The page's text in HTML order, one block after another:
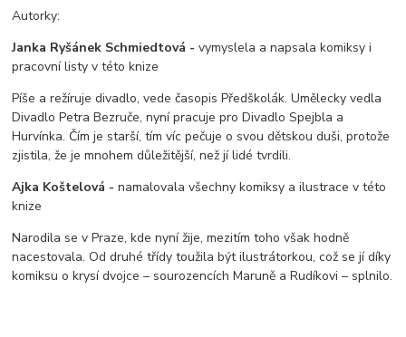
Autorky:
Janka Ryšánek Schmiedtová -vymyslela a napsala komiksy i
pracovní listy v této knize
Píše a režíruje divadlo, vede časopis Předškolák. Umělecky vedla
Divadlo Petra Bezruče, nyní pracuje pro Divadlo Spejbla a
Hurvínka. Čím je starší, tím víc pečuje o svou dětskou duši, protože
zjistila, že je mnohem důležitější, než jí lidé tvrdili.
Ajka Koštelová -namalovala všechny komiksy a ilustrace v této
knize
Narodila se v Praze, kde nyní žije, mezitím toho však hodně
nacestovala. Od druhé třídy toužila být ilustrátorkou, což se jí díky
komiksu o krysí dvojce – sourozencích Maruně a Rudíkovi – splnilo.